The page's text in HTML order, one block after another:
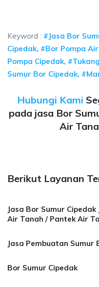
Keyword : #Jasa Bor
Cipedak, #Bor Pompa
Pompa Cipedak,
Sumur Bor Cipedak,
Hubungi Kami
pada jasa Bor
Air
Berikut Layanan
Jasa Bor Sumur
Air Tanah / Pantek Air
Jasa Pembuatan
Bor Sumur Cipedak